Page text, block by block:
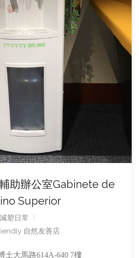
助辦公室Gabinete de
Superior
塑日常
自然友善店
士大馬路614A-640 7樓